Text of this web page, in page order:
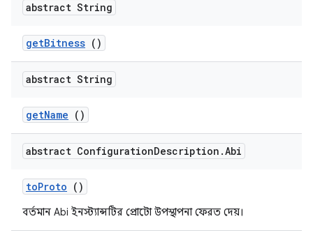
abstract String
getBitness ()
abstract String
getName ()
abstract ConfigurationDescription .Abi
toProto ()
বর্তমান Abi ইনস্ট্যান্সটির প্রোটো উপস্থাপনা ফেরত দেয়।